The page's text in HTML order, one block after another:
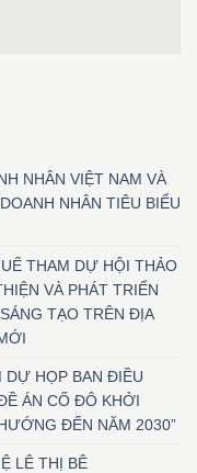
NHÂN VIỆT NAM VÀ
NHÂN TIÊU BIỂU
THAM DỰ HỘI THẢO
VÀ PHÁT TRIỂN
TẠO TRÊN ĐỊA
DỰ HỌP BAN ĐIỀU
ÁN CỐ ĐÔ KHỞI
ĐẾN NĂM 2030”
LÊ THỊ BÊ